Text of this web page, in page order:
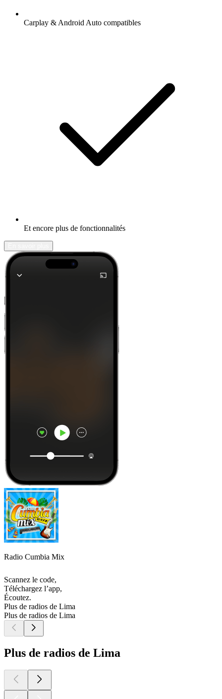
Carplay & Android Auto compatibles
Et encore plus de fonctionnalités
Radio Cumbia Mix
Scannez le code,
Téléchargez l’app,
Écoutez.
Plus de radios de Lima
Plus de radios de Lima
Plus de radios de Lima